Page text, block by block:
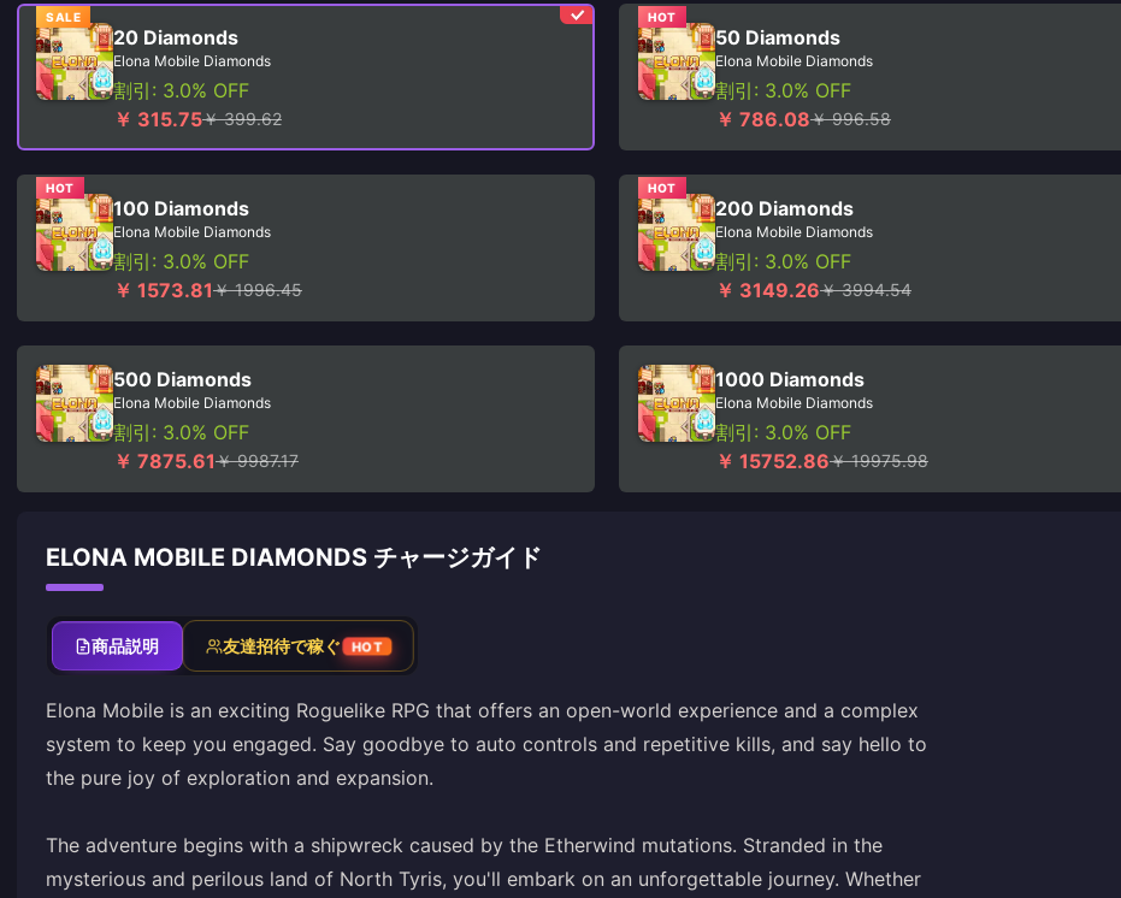
SALE
20 Diamonds
Elona Mobile Diamonds
割引: 3.0% OFF
￥ 315.75￥ 399.62
HOT
50 Diamonds
Elona Mobile Diamonds
割引: 3.0% OFF
￥ 786.08￥ 996.58
HOT
100 Diamonds
Elona Mobile Diamonds
割引: 3.0% OFF
￥ 1573.81￥ 1996.45
HOT
200 Diamonds
Elona Mobile Diamonds
割引: 3.0% OFF
￥ 3149.26￥ 3994.54
500 Diamonds
Elona Mobile Diamonds
割引: 3.0% OFF
￥ 7875.61￥ 9987.17
1000 Diamonds
Elona Mobile Diamonds
割引: 3.0% OFF
￥ 15752.86￥ 19975.98
ELONA MOBILE DIAMONDS チャージガイド
商品説明 友達招待で稼ぐ HOT
Elona Mobile is an exciting Roguelike RPG that offers an open-world experience and a complex
system to keep you engaged. Say goodbye to auto controls and repetitive kills, and say hello to
the pure joy of exploration and expansion.
The adventure begins with a shipwreck caused by the Etherwind mutations. Stranded in the
mysterious and perilous land of North Tyris, you'll embark on an unforgettable journey. Whether